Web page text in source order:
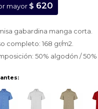
mayor $ 620
gabardina manga corta.
completo: 168 gr/m2.
50% algodón /